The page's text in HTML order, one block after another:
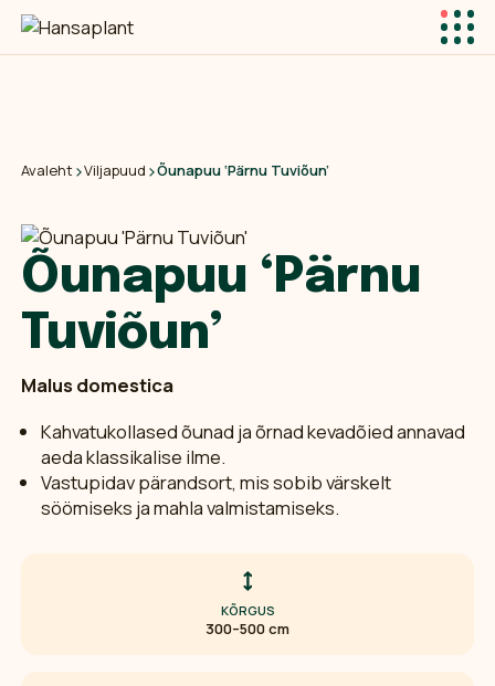
Avaleht ›Viljapuud ›Õunapuu ‘Pärnu Tuviõun’
Õunapuu ‘Pärnu
Tuviõun’
Malus domestica
Kahvatukollased õunad ja õrnad kevadõied annavad
aeda klassikalise ilme.
Vastupidav pärandsort, mis sobib värskelt
söömiseks ja mahla valmistamiseks.
KÕRGUS
300–500 cm